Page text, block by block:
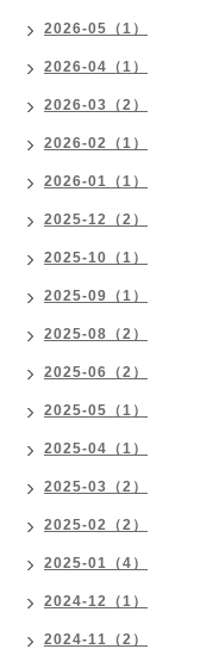
2026-05（1）
2026-04（1）
2026-03（2）
2026-02（1）
2026-01（1）
2025-12（2）
2025-10（1）
2025-09（1）
2025-08（2）
2025-06（2）
2025-05（1）
2025-04（1）
2025-03（2）
2025-02（2）
2025-01（4）
2024-12（1）
2024-11（2）